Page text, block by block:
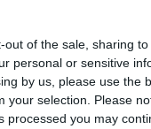
out of the sale, sharing
personal or sensitive
by us, please use the
your selection. Please
processed you may
Nincs
olvasó Fingerprint
alap